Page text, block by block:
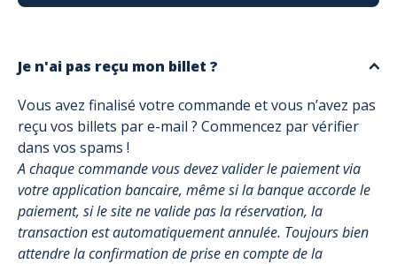
Je n'ai pas reçu mon billet ?
Vous avez finalisé votre commande et vous n’avez pas
reçu vos billets par e-mail ? Commencez par vérifier
dans vos spams !
A chaque commande vous devez valider le paiement via
votre application bancaire, même si la banque accorde le
paiement, si le site ne valide pas la réservation, la
transaction est automatiquement annulée. Toujours bien
attendre la confirmation de prise en compte de la